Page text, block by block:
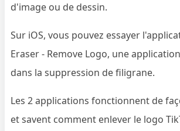
d'image ou de dessin.
Sur iOS, vous pouvez essayer
Eraser - Remove Logo, une
dans la suppression de filigrane.
Les 2 applications fonctionnent de
et savent comment enlever le logo